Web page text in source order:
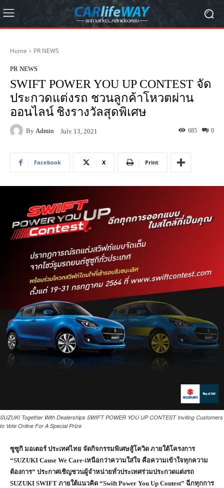
Home PR NEWS
PR NEWS
SWIFT POWER YOU UP CONTEST จัด
ประกวดแต่งรถ ชวนลูกค้าโหวตผ่าน
ออนไลน์ ชิงรางวัลสุดพิเศษ
By Admin July 13, 2021 0
685
Facebook X Print
SUZUKI Together With Dealerships SWIFT POWER YOU UP CONTEST Inviting Customers
to Vote Online For A Special Prize
ซูซูกิ มอเตอร์ ประเทศไทย จัดกิจกรรมพิเศษสู้โควิด ภายใต้โครงการ
“SUZUKI Cause We Care-เหนือกว่าความใส่ใจ คือความเข้าใจทุกความ
ต้องการ” ประกาศเชิญชวนผู้จำหน่ายทั่วประเทศร่วมประกวดแต่งรถ
SUZUKI SWIFT ภายใต้แนวคิด “Swift Power You Up Contest” ฉีกทุกการ